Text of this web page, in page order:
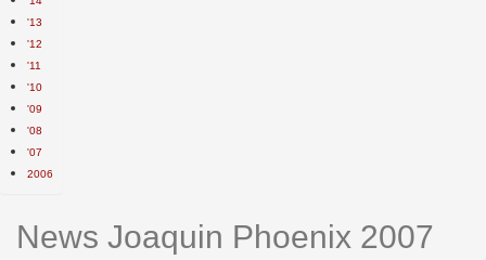
'13
'12
'11
'10
'09
'08
'07
2006
News Joaquin Phoenix 2007